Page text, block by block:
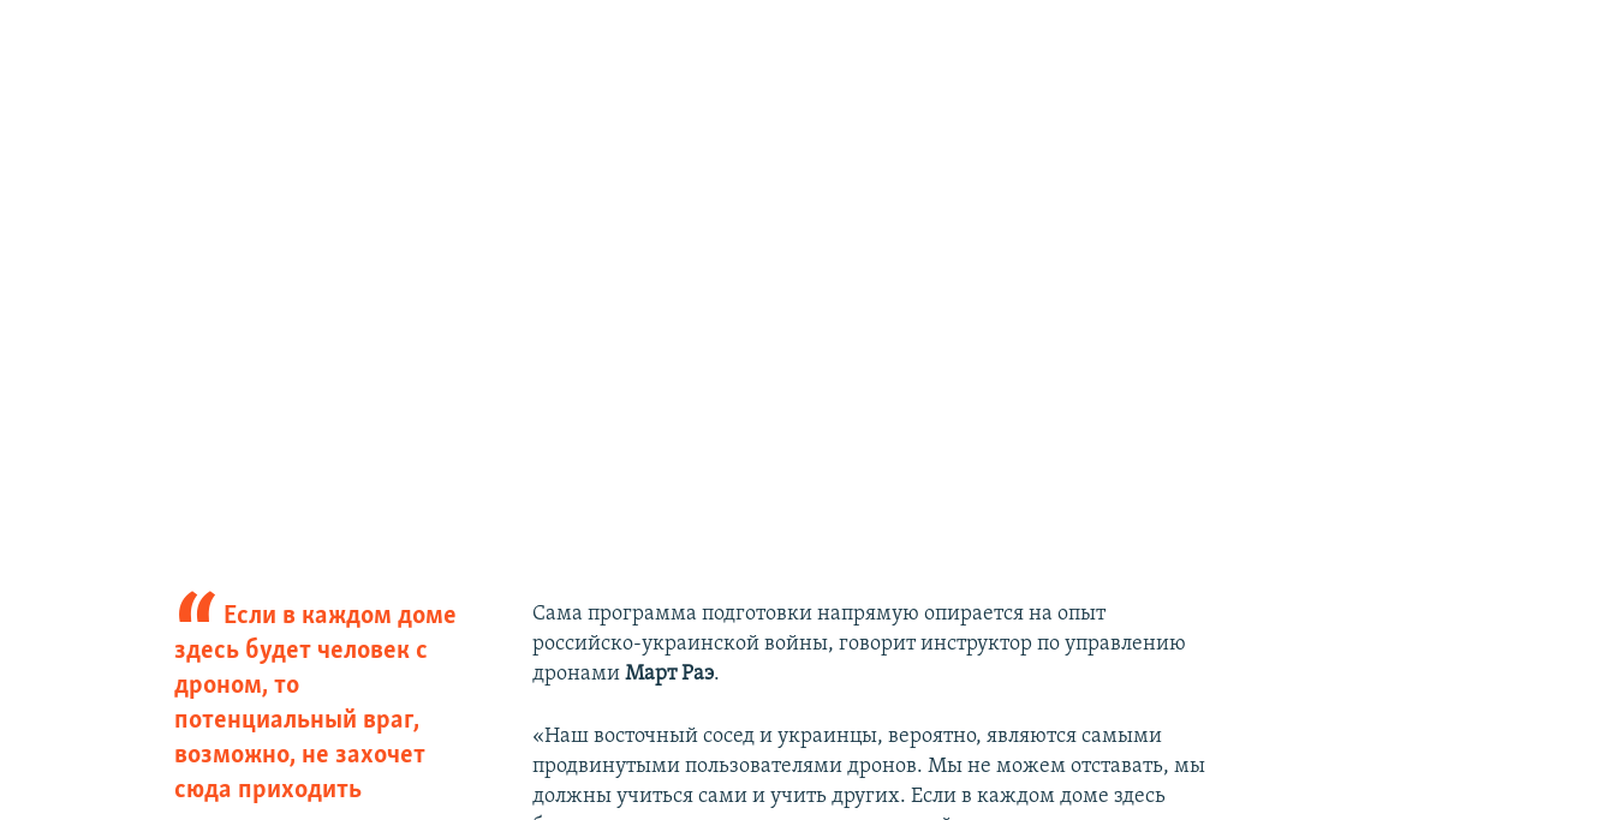
Если в каждом доме
здесь будет человек с
дроном, то
потенциальный враг,
возможно, не захочет
сюда приходить
Сама программа подготовки напрямую опирается на опыт
российско-украинской войны, говорит инструктор по управлению
дронами Март Раэ.
«Наш восточный сосед и украинцы, вероятно, являются самыми
продвинутыми пользователями дронов. Мы не можем отставать, мы
должны учиться сами и учить других. Если в каждом доме здесь